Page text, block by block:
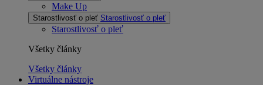
Make Up
Starostlivosť o pleť Starostlivosť o pleť
Starostlivosť o pleť
Všetky články
Všetky články
Virtuálne nástroje